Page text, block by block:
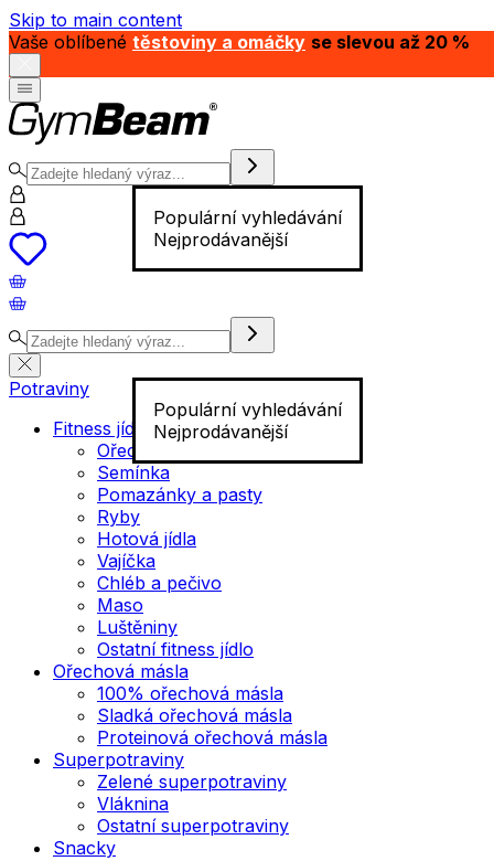
Skip to main content
Vaše oblíbené těstoviny a omáčky se slevou až 20 %
Populární vyhledávání
Nejprodávanější
Populární vyhledávání
Nejprodávanější
Potraviny
Fitness jídlo
Ořechy
Semínka
Pomazánky a pasty
Ryby
Hotová jídla
Vajíčka
Chléb a pečivo
Maso
Luštěniny
Ostatní fitness jídlo
Ořechová másla
100% ořechová másla
Sladká ořechová másla
Proteinová ořechová másla
Superpotraviny
Zelené superpotraviny
Vláknina
Ostatní superpotraviny
Snacky